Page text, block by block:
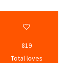
819
Total loves